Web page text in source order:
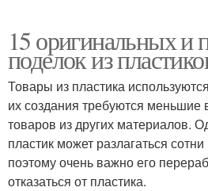
15 оригинальных и
поделок из
Товары из пластика
их создания требуются меньшие
товаров из других материалов.
пластик может разлагаться
поэтому очень важно его
отказаться от пластика.